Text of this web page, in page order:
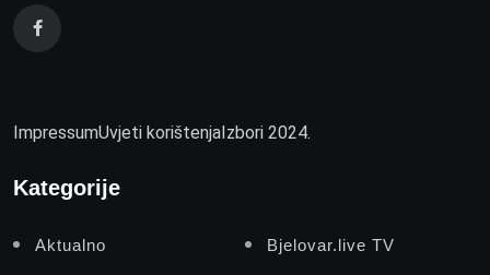
ImpressumUvjeti korištenjaIzbori 2024.
Kategorije
Aktualno Bjelovar.live TV